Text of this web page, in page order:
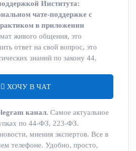
Института:
чате-поддержке с
в приложении
живого общения, это
ответ на свой вопрос, это
знаний по закону 44,
ХОЧУ В ЧАТ
канал. Самое актуальное
по 44-ФЗ, 223-ФЗ.
мнения экспертов. Все в
телефоне. Удобно, просто,